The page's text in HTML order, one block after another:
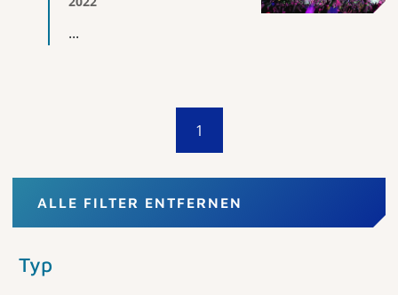
...
1
ALLE FILTER ENTFERNEN
Typ